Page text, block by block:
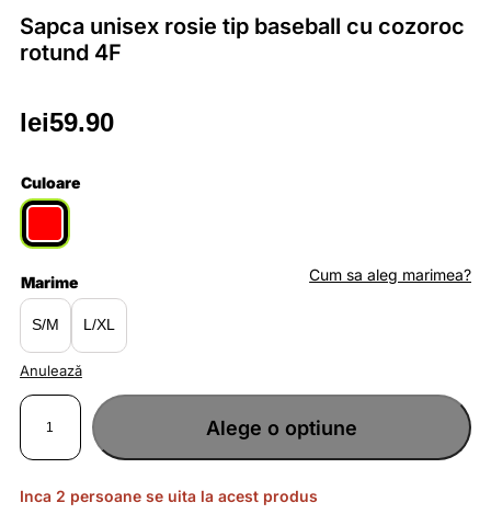
Sapca unisex rosie tip baseball cu cozoroc
rotund 4F
lei59.90
Culoare
Marime
S/M L/XL
Anulează
Cum sa aleg marimea?
Cantitate
unisex
tip
baseball
cozoroc
rotund
Alege o optiune
Inca 2 persoane se uita la acest produs